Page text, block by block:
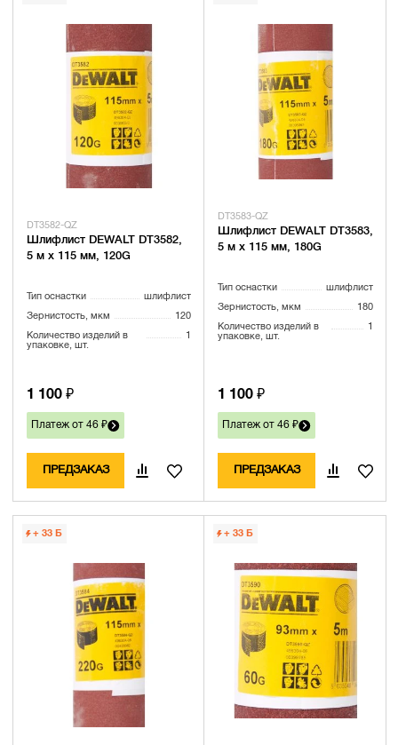
DT3582-QZ
Шлифлист DEWALT DT3582,
5 м x 115 мм, 120G
Тип оснастки шлифлист
Зернистость, мкм 120
Количество изделий в
упаковке, шт.
1
1 100 ₽
Платеж от 46 ₽
ПРЕДЗАКАЗ
DT3583-QZ
Шлифлист DEWALT DT3583,
5 м x 115 мм, 180G
Тип оснастки шлифлист
Зернистость, мкм 180
Количество изделий в
упаковке, шт.
1
1 100 ₽
Платеж от 46 ₽
ПРЕДЗАКАЗ
+ 33 Б + 33 Б